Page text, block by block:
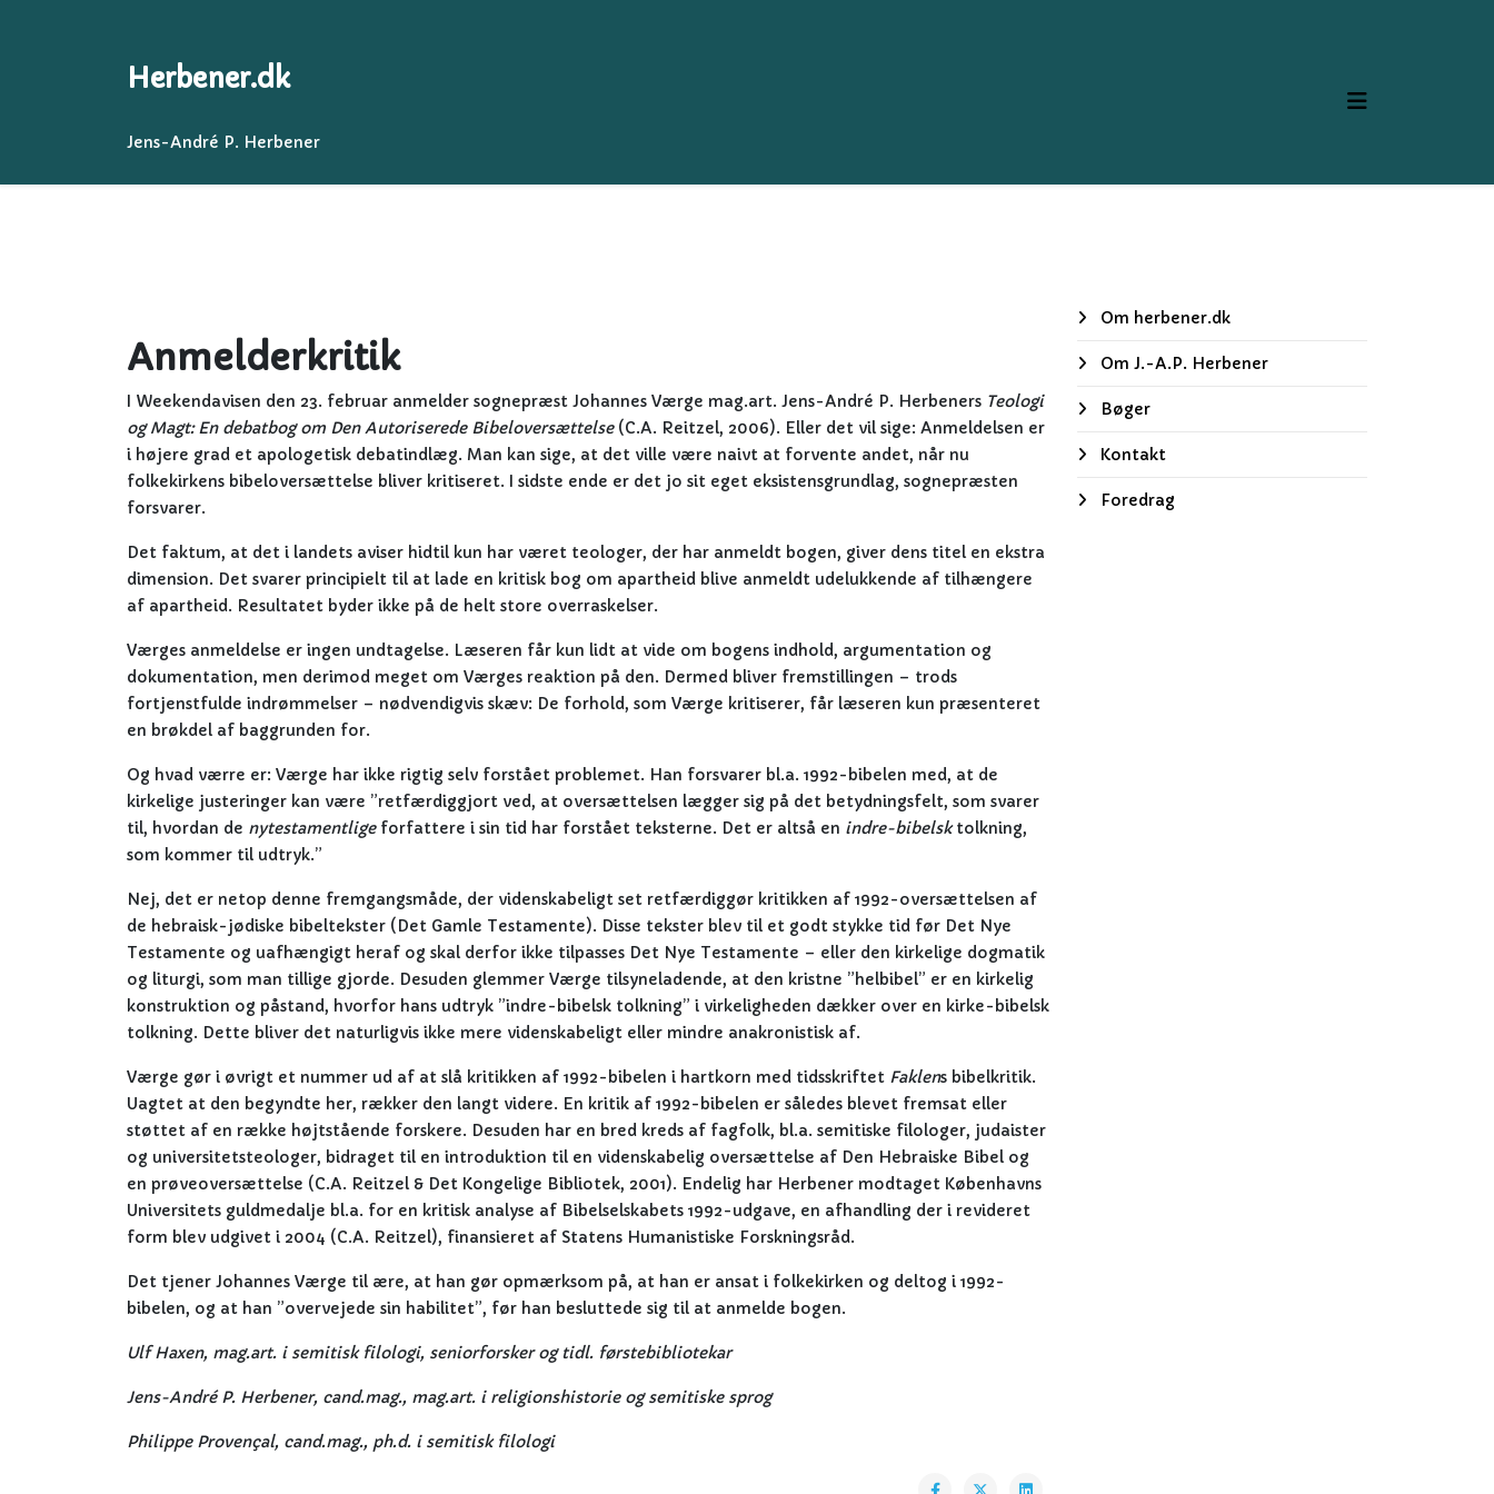
Herbener.dk
Jens-André P. Herbener
Anmelderkritik
I Weekendavisen den 23. februar anmelder sognepræst Johannes Værge mag.art. Jens-André P. Herbeners Teologi
og Magt: En debatbog om Den Autoriserede Bibeloversættelse(C.A. Reitzel, 2006). Eller det vil sige: Anmeldelsen er
i højere grad et apologetisk debatindlæg. Man kan sige, at det ville være naivt at forvente andet, når nu
folkekirkens bibeloversættelse bliver kritiseret. I sidste ende er det jo sit eget eksistensgrundlag, sognepræsten
forsvarer.
Det faktum, at det i landets aviser hidtil kun har været teologer, der har anmeldt bogen, giver dens titel en ekstra
dimension. Det svarer principielt til at lade en kritisk bog om apartheid blive anmeldt udelukkende af tilhængere
af apartheid. Resultatet byder ikke på de helt store overraskelser.
Værges anmeldelse er ingen undtagelse. Læseren får kun lidt at vide om bogens indhold, argumentation og
dokumentation, men derimod meget om Værges reaktion på den. Dermed bliver fremstillingen – trods
fortjenstfulde indrømmelser – nødvendigvis skæv: De forhold, som Værge kritiserer, får læseren kun præsenteret
en brøkdel af baggrunden for.
Og hvad værre er: Værge har ikke rigtig selv forstået problemet. Han forsvarer bl.a. 1992-bibelen med, at de
kirkelige justeringer kan være ”retfærdiggjort ved, at oversættelsen lægger sig på det betydningsfelt, som svarer
til, hvordan de nytestamentligeforfattere i sin tid har forstået teksterne. Det er altså en indre-bibelsktolkning,
som kommer til udtryk.”
Nej, det er netop denne fremgangsmåde, der videnskabeligt set retfærdiggør kritikken af 1992-oversættelsen af
de hebraisk-jødiske bibeltekster (Det Gamle Testamente). Disse tekster blev til et godt stykke tid før Det Nye
Testamente og uafhængigt heraf og skal derfor ikke tilpasses Det Nye Testamente – eller den kirkelige dogmatik
og liturgi, som man tillige gjorde. Desuden glemmer Værge tilsyneladende, at den kristne ”helbibel” er en kirkelig
konstruktion og påstand, hvorfor hans udtryk ”indre-bibelsk tolkning” i virkeligheden dækker over en kirke-bibelsk
tolkning. Dette bliver det naturligvis ikke mere videnskabeligt eller mindre anakronistisk af.
Værge gør i øvrigt et nummer ud af at slå kritikken af 1992-bibelen i hartkorn med tidsskriftet Faklens bibelkritik.
Uagtet at den begyndte her, rækker den langt videre. En kritik af 1992-bibelen er således blevet fremsat eller
støttet af en række højtstående forskere. Desuden har en bred kreds af fagfolk, bl.a. semitiske filologer, judaister
og universitetsteologer, bidraget til en introduktion til en videnskabelig oversættelse af Den Hebraiske Bibel og
en prøveoversættelse (C.A. Reitzel & Det Kongelige Bibliotek, 2001). Endelig har Herbener modtaget Københavns
Universitets guldmedalje bl.a. for en kritisk analyse af Bibelselskabets 1992-udgave, en afhandling der i revideret
form blev udgivet i 2004 (C.A. Reitzel), finansieret af Statens Humanistiske Forskningsråd.
Det tjener Johannes Værge til ære, at han gør opmærksom på, at han er ansat i folkekirken og deltog i 1992-
bibelen, og at han ”overvejede sin habilitet”, før han besluttede sig til at anmelde bogen.
Ulf Haxen, mag.art. i semitisk filologi, seniorforsker og tidl. førstebibliotekar
Jens-André P. Herbener, cand.mag., mag.art. i religionshistorie og semitiske sprog
Philippe Provençal, cand.mag., ph.d. i semitisk filologi
Om herbener.dk
Om J.-A.P. Herbener
Bøger
Kontakt
Foredrag